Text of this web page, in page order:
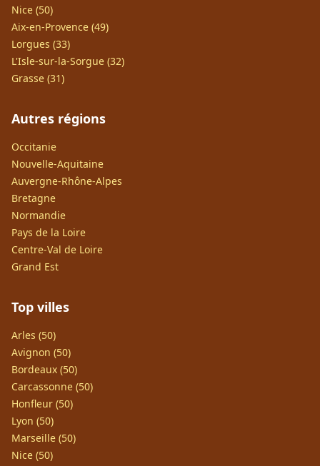
Nice (50)
Aix-en-Provence (49)
Lorgues (33)
L'Isle-sur-la-Sorgue (32)
Grasse (31)
Autres régions
Occitanie
Nouvelle-Aquitaine
Auvergne-Rhône-Alpes
Bretagne
Normandie
Pays de la Loire
Centre-Val de Loire
Grand Est
Top villes
Arles (50)
Avignon (50)
Bordeaux (50)
Carcassonne (50)
Honfleur (50)
Lyon (50)
Marseille (50)
Nice (50)